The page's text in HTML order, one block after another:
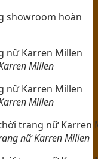
showroom hoàn
Millen
Millen
nữ Karren Millen